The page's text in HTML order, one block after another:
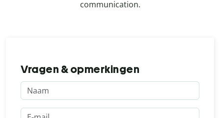
communication.
Vragen & opmerkingen